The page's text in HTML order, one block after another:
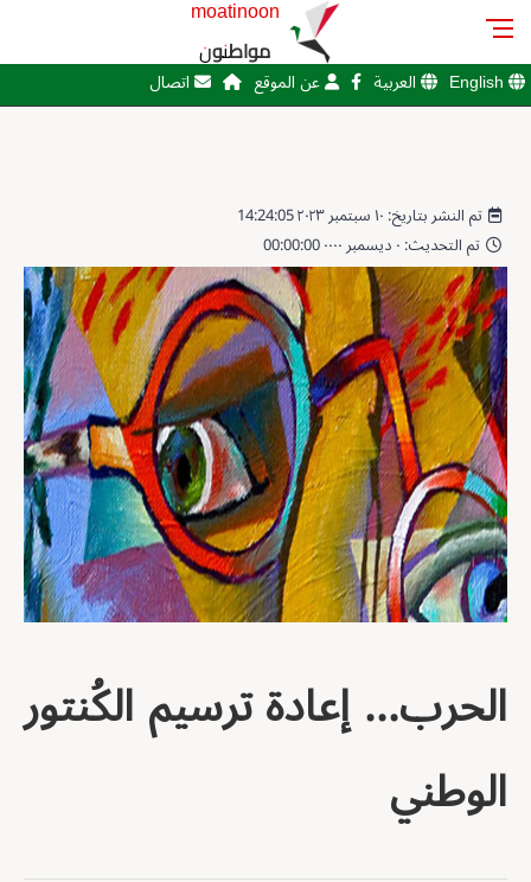
moatinoon
مواطنون
English العربية عن الموقع اتصال
تم النشر بتاريخ: ١٠ سبتمبر ٢٠٢٣ 14:24:05
تم التحديث: ٠ ديسمبر ٠٠٠٠ 00:00:00
الحرب... إعادة ترسيم الكُنتور
الوطني